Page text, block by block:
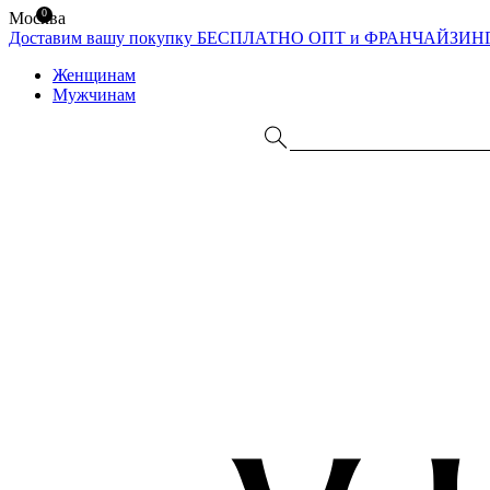
Москва
Доставим вашу покупку БЕСПЛАТНО ОПТ и
Женщинам
Мужчинам
0